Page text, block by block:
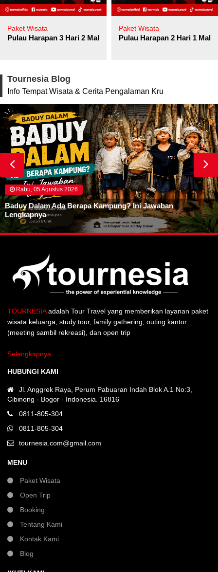
Paket Wisata
Pulau Harapan 3 Hari 2 Malam
Paket Wisata
Pulau Harapan 2 Hari 1
Tournesia Blog
Info Tempat Wisata & Cerita Pengalaman Kru
Rabu, 05 Agustus 2026
Baduy Dalam Ada Berapa Kampung? Ini Jawaban
Lengkapnya
TOURNESIAadalah Tour Travel yang memberikan layanan paket
wisata keluarga, study tour, family gathering, outing kantor
(meeting sambil rekreasi), dan open trip
Selengkapnya
HUBUNGI KAMI
Jl. Anggrek Raya, Perum Pabuaran Indah Blok A.1 No:3,
Cibinong - Bogor - Indonesia. 16816
0811-805-304
0811-805-304
tournesia.com@gmail.com
MENU
Paket Wisata
Open Trip
Booking
Tentang Kami
Kontak Kami
Blog